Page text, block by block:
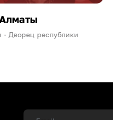
· Дворец республики